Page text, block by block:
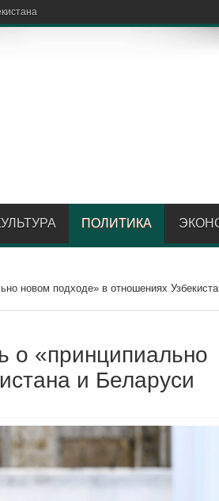
ПОЛИТИКА
новом подходе» в отношениях
о «принципиально
и Беларуси